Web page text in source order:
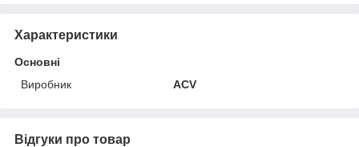
Характеристики
Основні
Виробник
ACV
Відгуки про товар